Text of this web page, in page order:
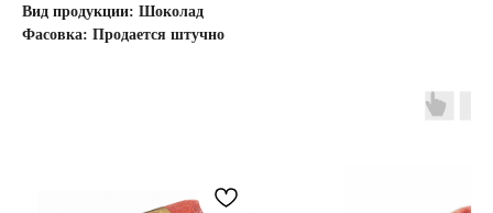
Вид продукции: Шоколад
Фасовка: Продается штучно